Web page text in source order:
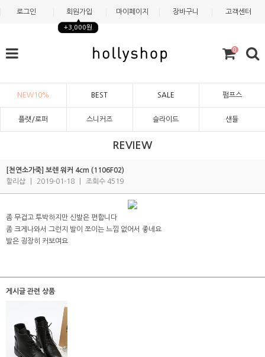
로그인 회원가입
+3,000원
마이페이지 장바구니 고객센터
0
NEW10% BEST SALE 펌프스
플랫/로퍼 스니커즈 슬라이드 샌들
REVIEW
[천연소가죽] 보렌 워커 4cm (1106F02)
할리샵
2019-01-18 조회수 4519
좀 무겁고 투박하지만 신발은 편합니다
좀 크게나와서 그런지 발이 쪼이는 느낌 없어서 좋네요
발은 굉장히 커보여요
게시글 관련 상품